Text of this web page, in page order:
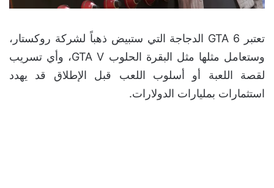
تعتبر GTA 6 الدجاجة التي ستبيض ذهباً لشركة روكستار،
وستعامل مثلها مثل البقرة الحلوب GTA V، وأي تسريب
لقصة اللعبة أو أسلوب اللعب قبل الإطلاق قد يهدد
استثمارات بمليارات الدولارات.